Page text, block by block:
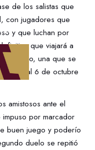
de los salistas que
con jugadores que
y que luchan por
que viajará a
Mundo, una que se
al 6 de octubre
amistosos ante el
por marcador
buen juego y poderío
duelo se repitió